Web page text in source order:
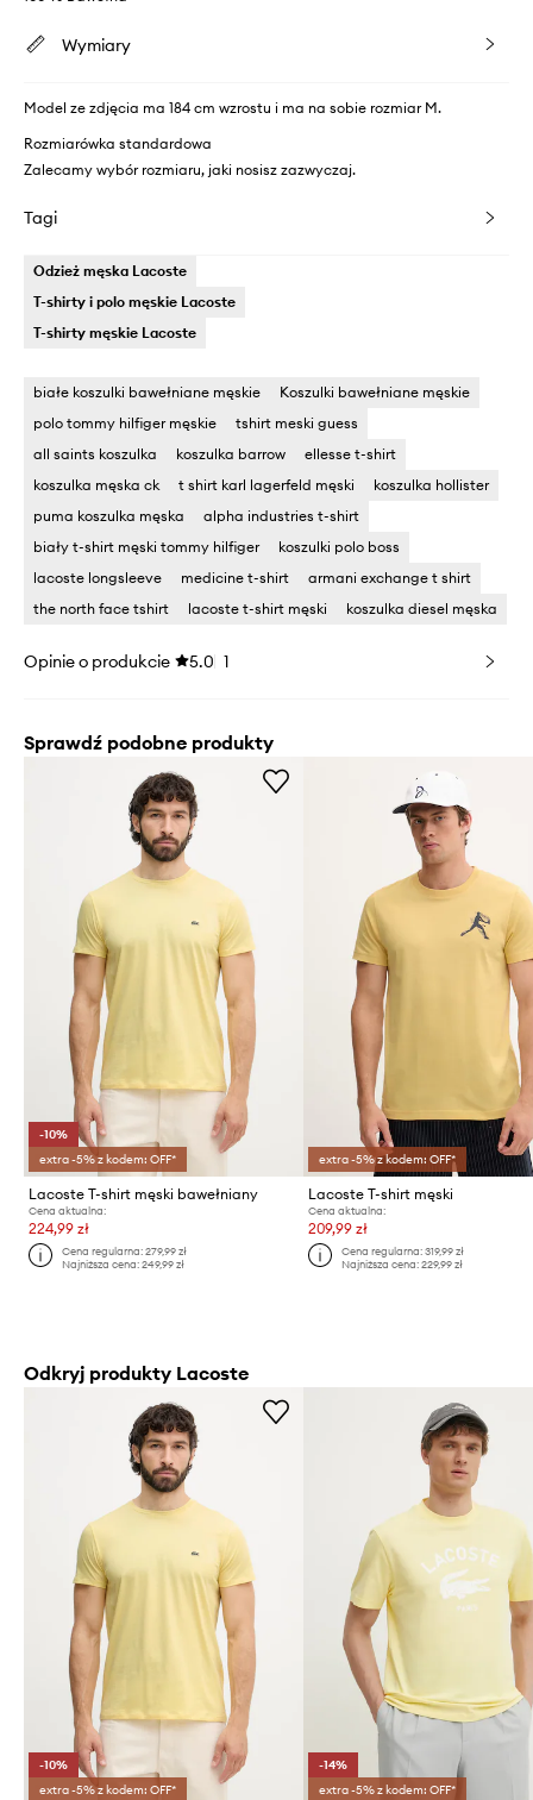
Wymiary
Model ze zdjęcia ma 184 cm wzrostu i ma na sobie rozmiar M.
Rozmiarówka standardowa
Zalecamy wybór rozmiaru, jaki nosisz zazwyczaj.
Tagi
Odzież męska Lacoste
T-shirty i polo męskie Lacoste
T-shirty męskie Lacoste
białe koszulki bawełniane męskie
Koszulki bawełniane męskie
polo tommy hilfiger męskie
tshirt meski guess
all saints koszulka
koszulka barrow
ellesse t-shirt
koszulka męska ck
t shirt karl lagerfeld męski
koszulka hollister
puma koszulka męska
alpha industries t-shirt
biały t-shirt męski tommy hilfiger
koszulki polo boss
lacoste longsleeve
medicine t-shirt
armani exchange t shirt
the north face tshirt
lacoste t-shirt męski koszulka diesel męska
Opinie o produkcie 5.0 1
Sprawdź podobne produkty
-10%
extra -5% z kodem: OFF*
Lacoste T-shirt męski bawełniany
Cena aktualna:
224,99 zł
Cena regularna:279,99 zł
Najniższa cena:249,99 zł
extra -5% z kodem: OFF*
Lacoste T-shirt męski
Cena aktualna:
209,99 zł
Cena regularna: 319,99 zł
Najniższa cena: 229,99 zł
Odkryj produkty Lacoste
-10%
extra -5% z kodem: OFF*
-14%
extra -5% z kodem: OFF*